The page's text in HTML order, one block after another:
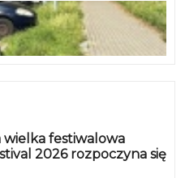
wielka festiwalowa
2026 rozpoczyna się